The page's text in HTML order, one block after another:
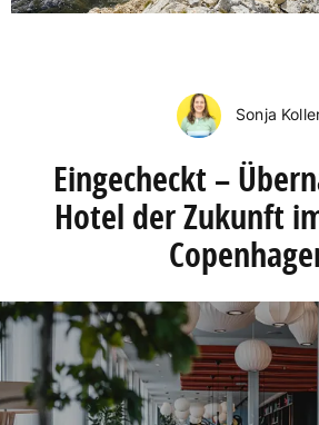
Sonja
Eingecheckt –
Hotel der Zukunft